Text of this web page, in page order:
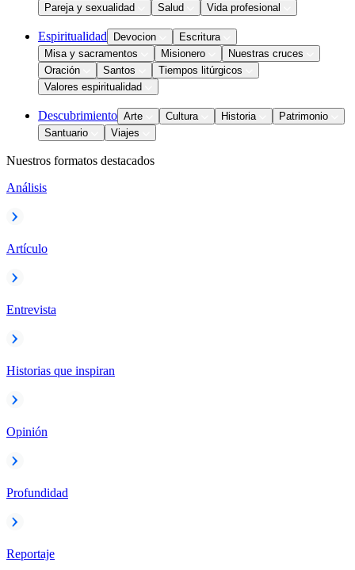
Pareja y sexualidad
Salud Vida profesional
Espiritualidad Devocion
Escritura
Misa y sacramentos
Misionero
Nuestras cruces
Oración
Santos
Tiempos litúrgicos
Valores espiritualidad
Descubrimiento Arte Cultura Historia
Patrimonio
Santuario
Viajes
Nuestros formatos destacados
Análisis
Artículo
Entrevista
Historias que inspiran
Opinión
Profundidad
Reportaje